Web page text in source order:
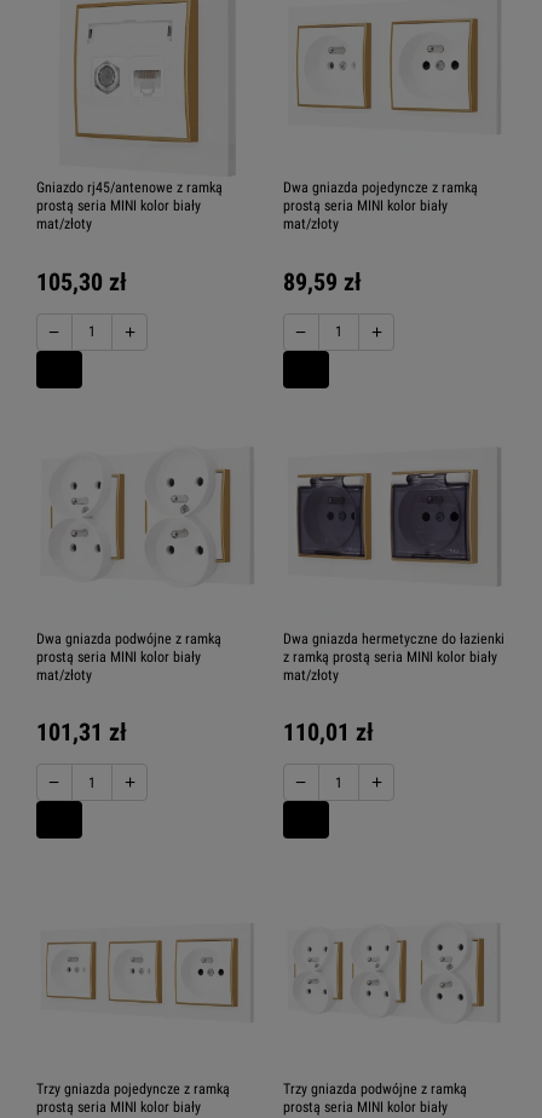
Gniazdo rj45/antenowe z ramką
prostą seria MINI kolor biały
mat/złoty
105,30 zł
− +
Dwa gniazda pojedyncze z ramką
prostą seria MINI kolor biały
mat/złoty
89,59 zł
− +
Dwa gniazda podwójne z ramką
prostą seria MINI kolor biały
mat/złoty
101,31 zł
− +
Dwa gniazda hermetyczne do łazienki
z ramką prostą seria MINI kolor biały
mat/złoty
110,01 zł
− +
Trzy gniazda pojedyncze z ramką
prostą seria MINI kolor biały
Trzy gniazda podwójne z ramką
prostą seria MINI kolor biały